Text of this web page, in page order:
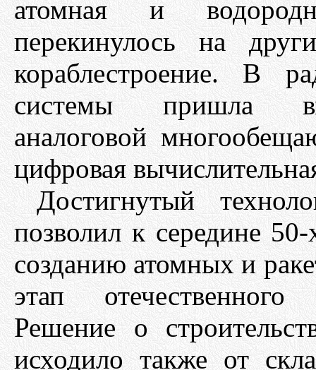
атомная и
перекинулось на
кораблестроение. В
системы пришла
аналоговой
цифровая
Достигнутый
позволил к середине
созданию атомных и
этап отечественного
Решение о
исходило также от